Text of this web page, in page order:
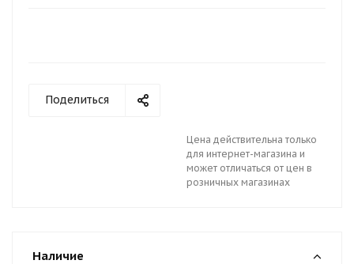
Поделиться
Цена действительна только
для интернет-магазина и
может отличаться от цен в
розничных магазинах
Наличие